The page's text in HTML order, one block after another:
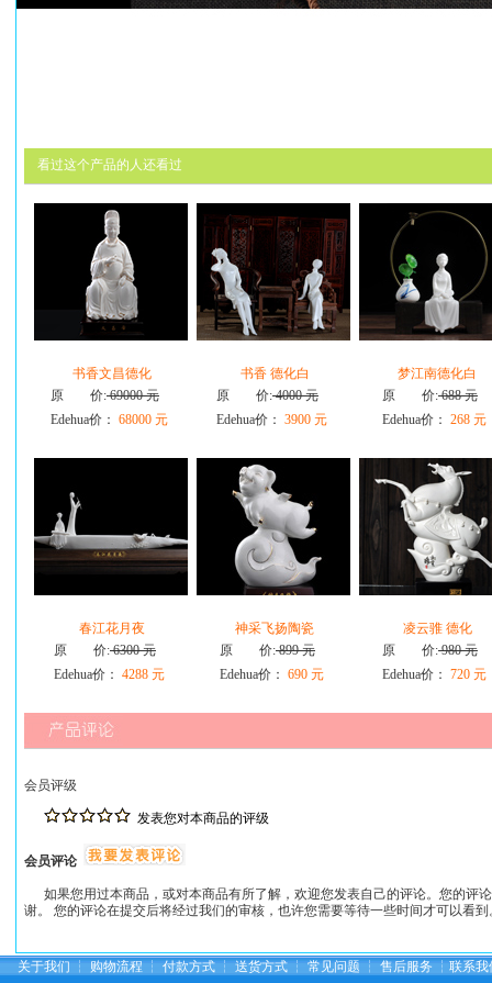
看过这个产品的人还看过
书香文昌德化
原 价:69000 元
Edehua价： 68000 元
书香 德化白
原 价:4000 元
Edehua价： 3900 元
梦江南德化白
原 价:688 元
Edehua价： 268 元
春江花月夜
原 价:6300 元
Edehua价： 4288 元
神采飞扬陶瓷
原 价:899 元
Edehua价： 690 元
凌云骓 德化
原 价:980 元
Edehua价： 720 元
会员评级
发表您对本商品的评级
会员评论
如果您用过本商品，或对本商品有所了解，欢迎您发表自己的评论。您的评
谢。 您的评论在提交后将经过我们的审核，也许您需要等待一些时间才可以看
关于我们 ┆ 购物流程 ┆ 付款方式 ┆ 送货方式 ┆ 常见问题 ┆ 售后服务 ┆ 联系我